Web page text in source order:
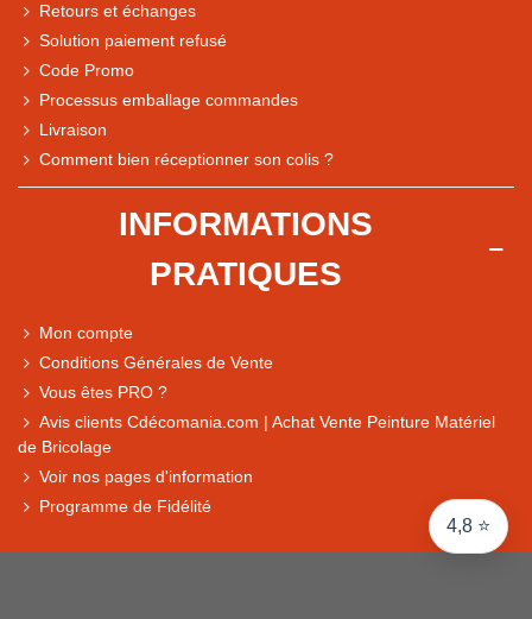
4,8 ⭐
Comparaison des performances du magasin
Express, Chez vous, Point relais, Retrait magasin
Retours et échanges
Solution paiement refusé
Code Promo
Processus emballage commandes
Livraison
Comment bien réceptionner son colis ?
INFORMATIONS
PRATIQUES
Mon compte
Conditions Générales de Vente
Vous êtes PRO ?
Avis clients Cdécomania.com | Achat Vente Peinture Matériel
de Bricolage
Voir nos pages d'information
Programme de Fidélité